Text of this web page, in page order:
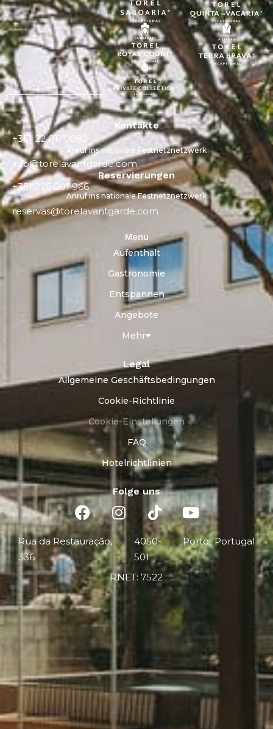
Kontakte
+351 22 011 0082
Anruf ins nationale Festnetznetzwerk
info@torelavantgarde.com
Reservierungen
+351 226 001 966
Anruf ins nationale Festnetznetzwerk
reservas@torelavantgarde.com
Menu
Aufenthalt
Gastronomie
Entspannen
Angebote
Mehr
Legal
Allgemeine Geschäftsbedingungen
Cookie-Richtlinie
Cookie-Einstellungen
FAQ
Hotelrichtlinien
Folge uns
Rua da Restauração,
336
4050-
501
Porto Portugal
RNET: 7522